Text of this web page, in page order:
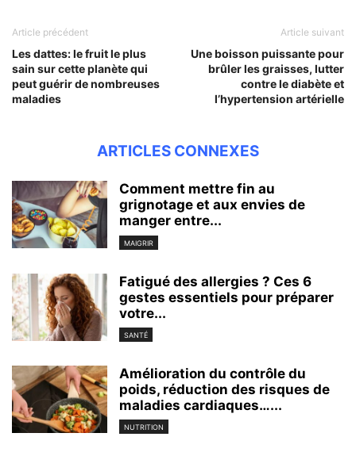
Article précédent
Les dattes: le fruit le plus
sain sur cette planète qui
peut guérir de nombreuses
maladies
Article suivant
Une boisson puissante pour
brûler les graisses, lutter
contre le diabète et
l’hypertension artérielle
ARTICLES CONNEXES
Comment mettre fin au
grignotage et aux envies de
manger entre...
MAIGRIR
Fatigué des allergies ? Ces 6
gestes essentiels pour préparer
votre...
SANTÉ
Amélioration du contrôle du
poids, réduction des risques de
maladies cardiaques…...
NUTRITION